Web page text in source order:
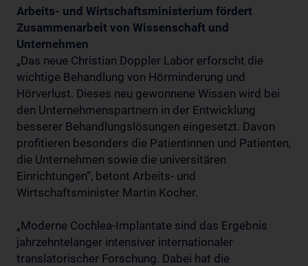
Arbeits- und Wirtschaftsministerium fördert
Zusammenarbeit von Wissenschaft und
Unternehmen
„Das neue Christian Doppler Labor erforscht die
wichtige Behandlung von Hörminderung und
Hörverlust. Dieses neu gewonnene Wissen wird bei
den Unternehmenspartnern in der Entwicklung
besserer Behandlungslösungen eingesetzt. Davon
profitieren besonders die Patientinnen und Patienten,
die Unternehmen sowie die universitären
Einrichtungen“, betont Arbeits- und
Wirtschaftsminister Martin Kocher.
„Moderne Cochlea-Implantate sind das Ergebnis
jahrzehntelanger intensiver internationaler
translatorischer Forschung. Dabei hat die